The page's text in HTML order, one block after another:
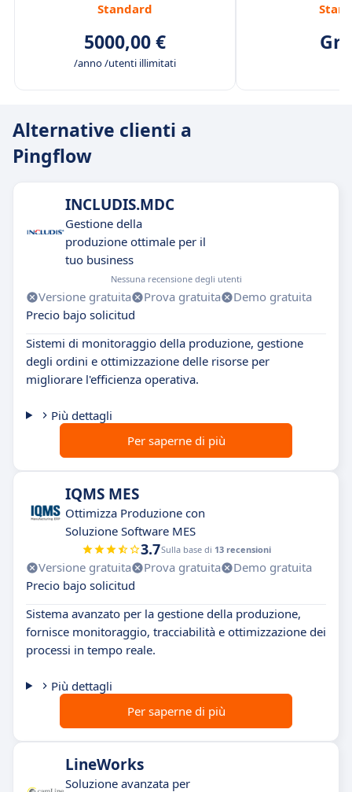
Standard
5000,00 €
/anno /utenti illimitati
Alternative clienti a
Pingflow
INCLUDIS.MDC
Gestione della
produzione ottimale per il
tuo business
Nessuna recensione degli utenti
Versione gratuita Prova gratuita
Demo gratuita
Precio bajo solicitud
Sistemi di monitoraggio della produzione, gestione
degli ordini e ottimizzazione delle risorse per
migliorare l'efficienza operativa.
Più dettagli
Per saperne di più
IQMS MES
Ottimizza Produzione con
Soluzione Software MES
3.7Sulla base di 13 recensioni
Versione gratuita Prova gratuita
Demo gratuita
Precio bajo solicitud
Sistema avanzato per la gestione della produzione,
fornisce monitoraggio, tracciabilità e ottimizzazione dei
processi in tempo reale.
Più dettagli
Per saperne di più
LineWorks
Soluzione avanzata per